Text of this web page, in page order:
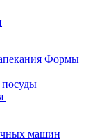
Формы